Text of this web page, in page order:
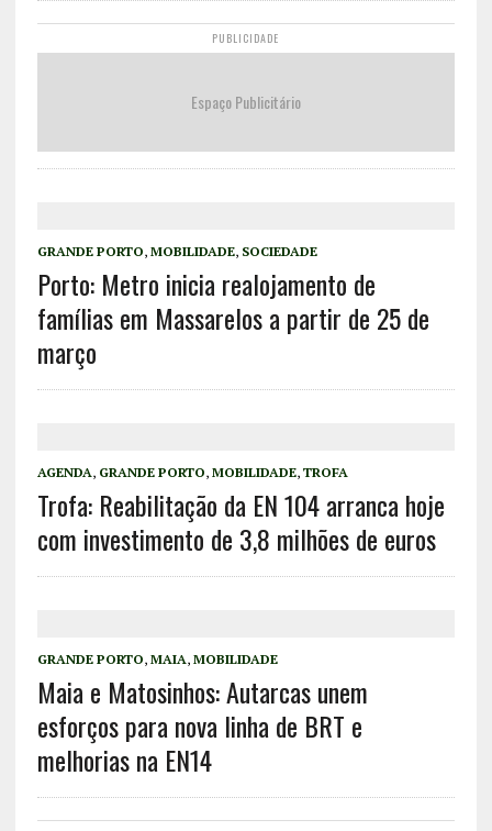
PUBLICIDADE
Espaço Publicitário
GRANDE PORTO, MOBILIDADE, SOCIEDADE
Porto: Metro inicia realojamento de
famílias em Massarelos a partir de 25 de
março
AGENDA, GRANDE PORTO, MOBILIDADE, TROFA
Trofa: Reabilitação da EN 104 arranca hoje
com investimento de 3,8 milhões de euros
GRANDE PORTO, MAIA, MOBILIDADE
Maia e Matosinhos: Autarcas unem
esforços para nova linha de BRT e
melhorias na EN14